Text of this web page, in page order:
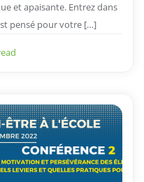
et apaisante. Entrez dans
pensé pour votre […]